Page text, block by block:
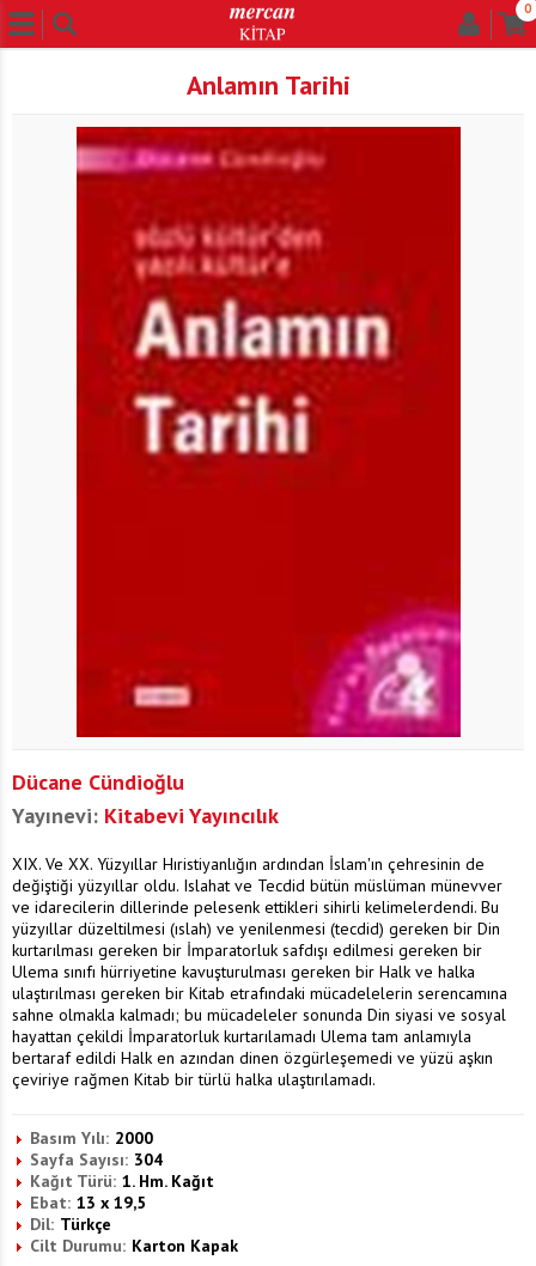
0
Anlamın Tarihi
Dücane Cündioğlu
Yayınevi: Kitabevi Yayıncılık
XIX. Ve XX. Yüzyıllar Hıristiyanlığın ardından İslam'ın çehresinin de
değiştiği yüzyıllar oldu. Islahat ve Tecdid bütün müslüman münevver
ve idarecilerin dillerinde pelesenk ettikleri sihirli kelimelerdendi. Bu
yüzyıllar düzeltilmesi (ıslah) ve yenilenmesi (tecdid) gereken bir Din
kurtarılması gereken bir İmparatorluk safdışı edilmesi gereken bir
Ulema sınıfı hürriyetine kavuşturulması gereken bir Halk ve halka
ulaştırılması gereken bir Kitab etrafındaki mücadelelerin serencamına
sahne olmakla kalmadı; bu mücadeleler sonunda Din siyasi ve sosyal
hayattan çekildi İmparatorluk kurtarılamadı Ulema tam anlamıyla
bertaraf edildi Halk en azından dinen özgürleşemedi ve yüzü aşkın
çeviriye rağmen Kitab bir türlü halka ulaştırılamadı.
Basım Yılı: 2000
Sayfa Sayısı: 304
Kağıt Türü: 1. Hm. Kağıt
Ebat: 13 x 19,5
Dil: Türkçe
Cilt Durumu: Karton Kapak